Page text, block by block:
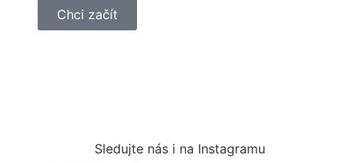
Chci začít
Sledujte nás i na Instagramu